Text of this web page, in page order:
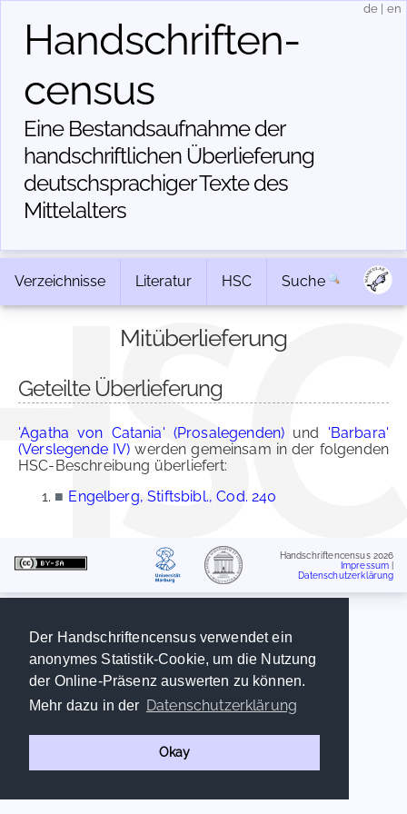
Der Handschriftencensus verwendet ein
anonymes Statistik-Cookie, um die Nutzung
der Online-Präsenz auswerten zu können.
Mehr dazu in der Datenschutzerklärung
Okay
Handschriften­
census
Eine Bestandsaufnahme der
handschriftlichen Über­lieferung
deutschsprachiger Texte des
Mittelalters
de en
Verzeichnisse Literatur HSC Suche
Mitüberlieferung
Geteilte Überlieferung
'Agatha von Catania' (Prosalegenden) und 'Barbara'
(Verslegende IV) werden gemeinsam in der folgenden
HSC-Beschreibung überliefert:
■ Engelberg, Stiftsbibl., Cod. 240
Handschriftencensus 2026
Impressum
Datenschutzerklärung